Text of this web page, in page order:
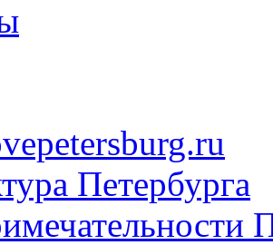
Петербурга